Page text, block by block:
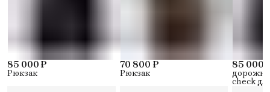
85 000 ₽
Рюкзак
70 800 ₽
Рюкзак
85 000
check